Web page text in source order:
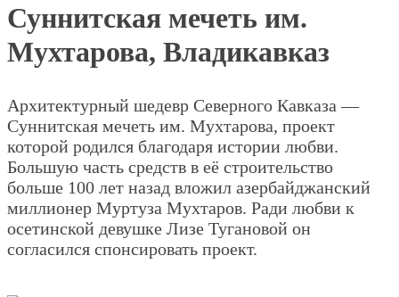
Суннитская мечеть им.
Мухтарова, Владикавказ
Архитектурный шедевр Северного Кавказа —
Суннитская мечеть им. Мухтарова, проект
которой родился благодаря истории любви.
Большую часть средств в её строительство
больше 100 лет назад вложил азербайджанский
миллионер Муртуза Мухтаров. Ради любви к
осетинской девушке Лизе Тугановой он
согласился спонсировать проект.